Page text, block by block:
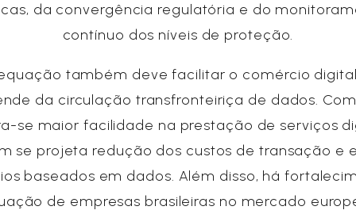
da convergência regulatória e do
contínuo dos níveis de proteção.
também deve facilitar o comércio
da circulação transfronteiriça de dados.
se maior facilidade na prestação de serviços
se projeta redução dos custos de transação e
baseados em dados. Além disso, há
de empresas brasileiras no mercado